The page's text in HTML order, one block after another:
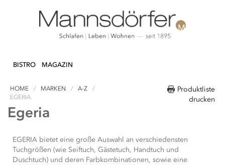
zum
BISTRO MAGAZIN
Produktliste
drucken
HOME MARKEN
A-Z
EGERIA
Egeria
EGERIA bietet eine große Auswahl an verschiedensten
Tuchgrößen (wie Seiftuch, Gästetuch, Handtuch und
Duschtuch) und deren Farbkombinationen, sowie eine